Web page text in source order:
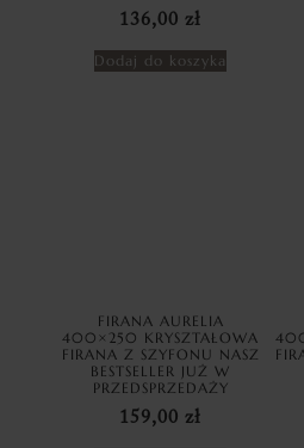
136,00 zł
Dodaj do koszyka
FIRANA AURELIA
400×250 KRYSZTAŁOWA
FIRANA Z SZYFONU NASZ
BESTSELLER JUŻ W
PRZEDSPRZEDAŻY
159,00 zł